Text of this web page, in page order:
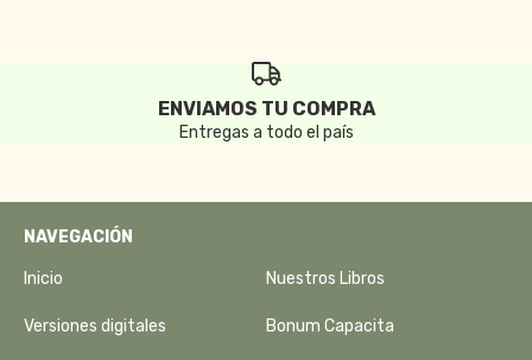
ENVIAMOS TU COMPRA
Entregas a todo el país
NAVEGACIÓN
Inicio Nuestros Libros
Versiones digitales Bonum Capacita